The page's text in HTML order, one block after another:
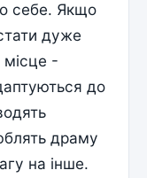
себе. Якщо
дуже
-
до
драму
на інше.